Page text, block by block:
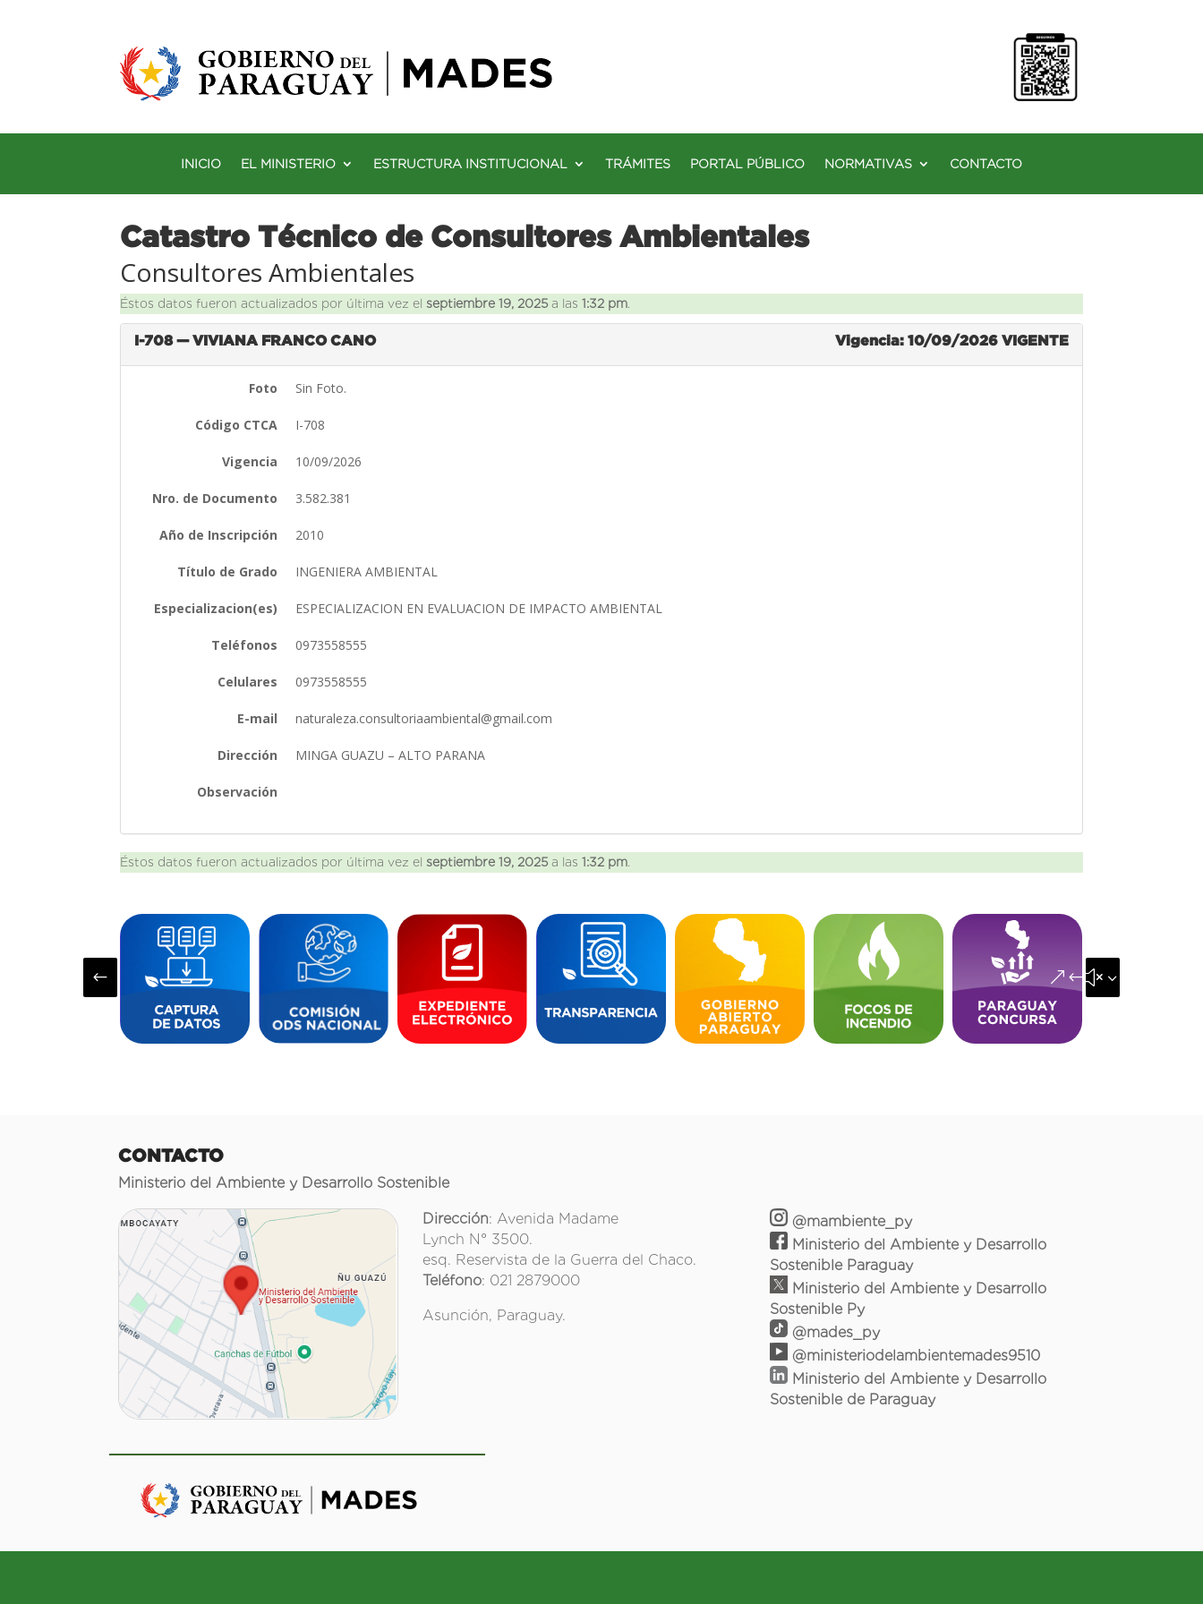
INICIO EL MINISTERIO ESTRUCTURA INSTITUCIONAL TRÁMITES PORTAL PÚBLICO NORMATIVAS CONTACTO
Catastro Técnico de Consultores Ambientales
Consultores Ambientales
Éstos datos fueron actualizados por última vez elseptiembre 19, 2025 a las1:32 pm
I-708 — VIVIANA FRANCO CANO Vigencia: 10/09/2026 VIGENTE
Foto Sin Foto.
Código CTCA I-708
Vigencia 10/09/2026
Nro. de Documento 3.582.381
Año de Inscripción 2010
Título de Grado INGENIERA AMBIENTAL
Especializacion(es) ESPECIALIZACION EN EVALUACION DE IMPACTO AMBIENTAL
Teléfonos 0973558555
Celulares 0973558555
E-mail naturaleza.consultoriaambiental@gmail.com
Dirección MINGA GUAZU – ALTO PARANA
Observación
Éstos datos fueron actualizados por última vez elseptiembre 19, 2025 a las1:32 pm
# &#x35;
CONTACTO
Ministerio del Ambiente y Desarrollo Sostenible
Dirección: Avenida Madame
Lynch N° 3500.
esq. Reservista de la Guerra del Chaco.
Teléfono: 021 2879000
Asunción, Paraguay.
@mambiente_py
Ministerio del Ambiente y Desarrollo
Sostenible Paraguay
Ministerio del Ambiente y Desarrollo
Sostenible Py
@mades_py
@ministeriodelambientemades9510
Ministerio del Ambiente y Desarrollo
Sostenible de Paraguay